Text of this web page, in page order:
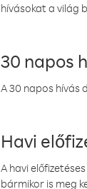
hívásokat a világ
30 napos
A 30 napos hívás
Havi
A havi
bármikor is meg